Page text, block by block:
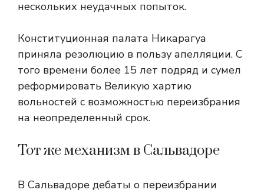
нескольких неудачных попыток.
Конституционная палата Никарагуа
приняла резолюцию в пользу апелляции. С
того времени более 15 лет подряд и сумел
реформировать Великую хартию
вольностей с возможностью переизбрания
на неопределенный срок.
Тот же механизм в Сальвадоре
В Сальвадоре дебаты о переизбрании